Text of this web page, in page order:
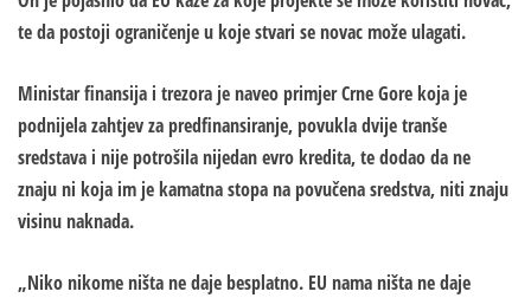
te da postoji ograničenje u koje stvari se novac može ulagati.
Ministar finansija i trezora je naveo primjer Crne Gore koja je
podnijela zahtjev za predfinansiranje, povukla dvije tranše
sredstava i nije potrošila nijedan evro kredita, te dodao da ne
znaju ni koja im je kamatna stopa na povučena sredstva, niti znaju
visinu naknada.
„Niko nikome ništa ne daje besplatno. EU nama ništa ne daje